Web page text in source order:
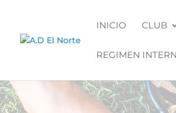
INICIO CLUB
REGIMEN